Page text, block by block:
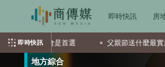
即時快訊 房
即時快訊
會是首選 父親節送什麼最實用？從聚
地方綜合